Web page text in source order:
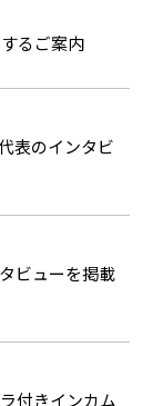
るご案内
表のインタビ
ビューを掲載
付きインカム